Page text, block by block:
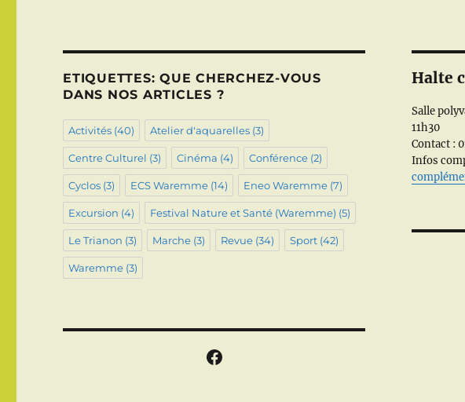
ETIQUETTES: QUE CHERCHEZ-VOUS
DANS NOS ARTICLES ?
Activités (40) Atelier d'aquarelles (3)
Centre Culturel (3) Cinéma (4) Conférence (2)
Cyclos (3) ECS Waremme (14) Eneo Waremme (7)
Excursion (4) Festival Nature et Santé (Waremme) (5)
Le Trianon (3) Marche (3) Revue (34) Sport (42)
Waremme (3)
Facebook
Halte
Salle
11h30
Contact :
Infos